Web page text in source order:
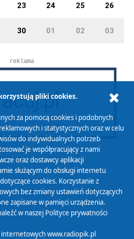
23 24 25 26
30 01 02 03
reklama
pliki cookies.
za pomocą cookies i podobnych
i statystycznych oraz w celu
do indywidualnych potrzeb
je współpracujący z nami
oraz dostawcy aplikacji
służącym do obsługi internetu
cookies. Korzystanie z
bez zmiany ustawień dotyczących
zapisane w pamięci urządzenia.
w naszej Polityce prywatności
www.radiopik.pl